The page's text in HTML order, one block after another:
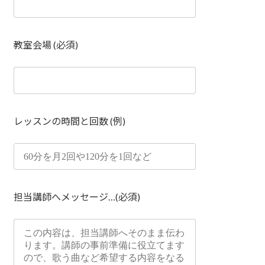
教室会場 (必須)
レッスンの時間と回数 (例)
担当講師へメッセージ…(必須)